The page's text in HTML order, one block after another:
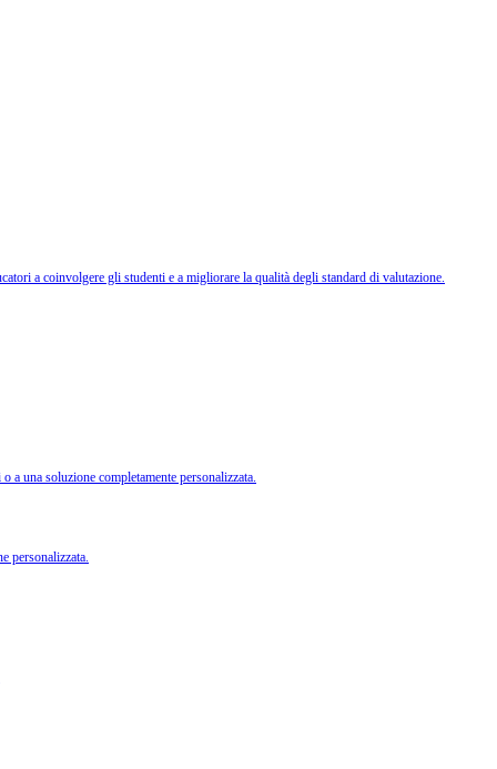
a coinvolgere gli studenti e a migliorare la qualità degli standard di valutazione.
una soluzione completamente personalizzata.
personalizzata.